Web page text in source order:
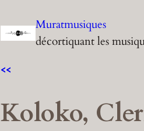
Muratmusiques
décortiquant les
<<
Koloko,